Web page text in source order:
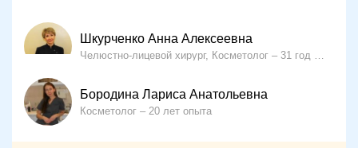
Шкурченко Анна Алексеевна
Челюстно-лицевой хирург, Косметолог 31 год опыта
Бородина Лариса Анатольевна
Косметолог 20 лет опыта